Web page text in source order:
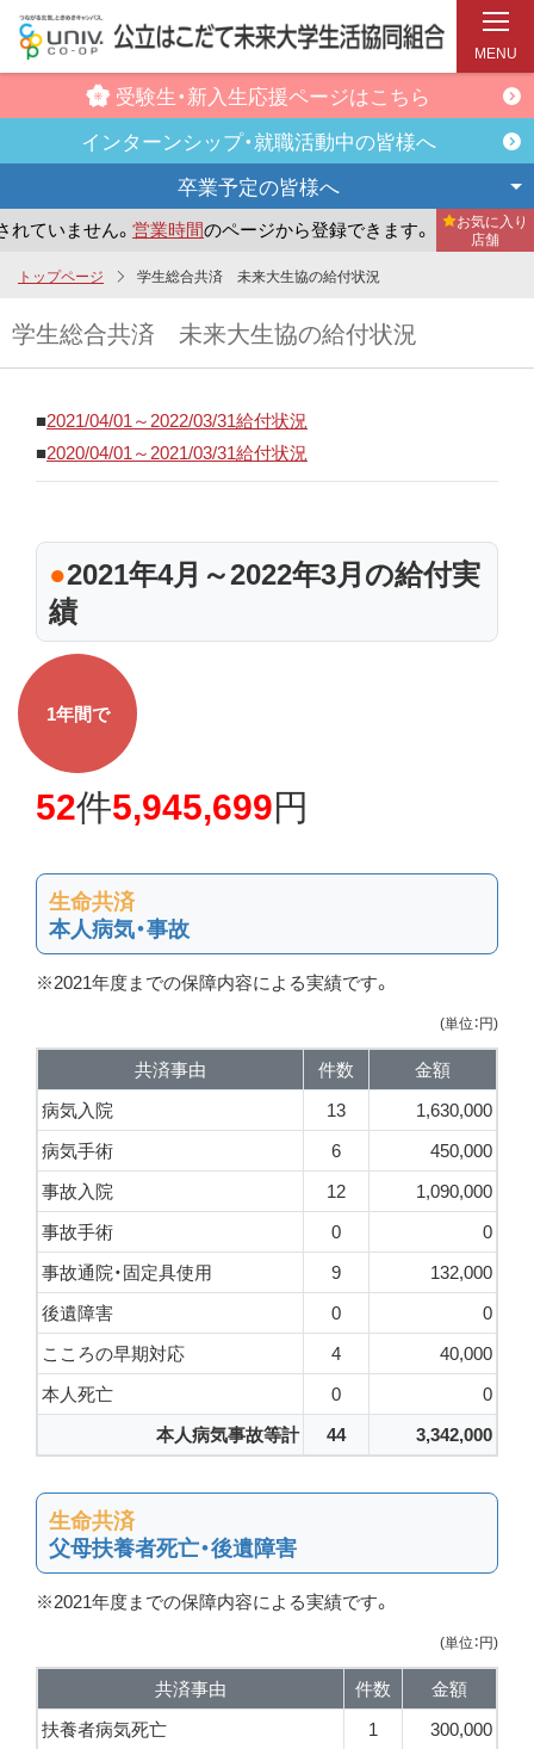
ン
コ
受験生・新入生応援ページはこちら
インターンシップ・就職活動中の皆様へ
卒業予定の皆様へ
ません。営業時間のページから登録できます。 まだお気
お気に入り
店舗
MENU
トップページ 学生総合共済 未来大生協の給付状況
学生総合共済 未来大生協の給付状況
■2021/04/01～2022/03/31給付状況
■2020/04/01～2021/03/31給付状況
●2021年4月～2022年3月の給付実
績
1年間で
52件5,945,699円
生命共済
本人病気・事故
※2021年度までの保障内容による実績です。
(単位：円)
共済事由 件数
金額
病気入院
13
1,630,000
病気手術
6
450,000
事故入院
12
1,090,000
事故手術
0
0
事故通院・固定具使用
9
132,000
後遺障害
0
0
こころの早期対応
4
40,000
本人死亡
0
0
本人病気事故等計
44 3,342,000
生命共済
父母扶養者死亡・後遺障害
※2021年度までの保障内容による実績です。
(単位：円)
共済事由 件数
金額
扶養者病気死亡
1 300,000